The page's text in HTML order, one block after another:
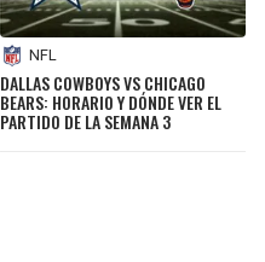
NFL
DALLAS COWBOYS VS CHICAGO
BEARS: HORARIO Y DÓNDE VER EL
PARTIDO DE LA SEMANA 3